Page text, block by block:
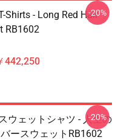
Shirts - Long Red Hair
RB1602
442,250
-20%
ウェットシャツ - 人生の
ースウェットRB1602
-20%